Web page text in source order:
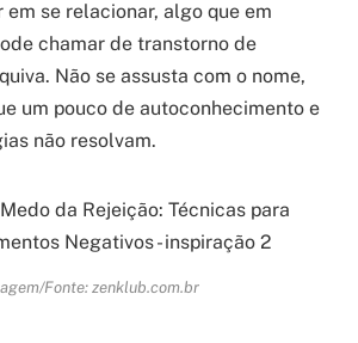
se relacionar, algo que em
chamar de transtorno de
Não se assusta com o nome,
um pouco de autoconhecimento e
não resolvam.
Fonte: zenklub.com.br